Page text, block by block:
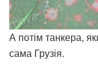
А потім танкера,
сама Грузія.